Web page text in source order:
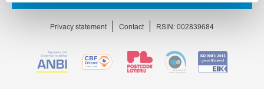
naar
homepage
Privacy statement Contact RSIN: 002839684